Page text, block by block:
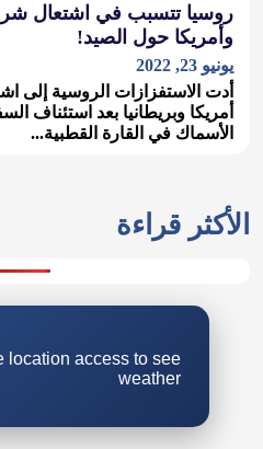
روسيا تتسبب في اشتعال
وأمريكا حول الصيد!
يونيو 23, 2022
أدت الاستفزازات الروسية إلى
أمريكا وبريطانيا بعد استئناف
الأسماك في القارة القطبية...
الأكثر قراءة
location access to see
weather